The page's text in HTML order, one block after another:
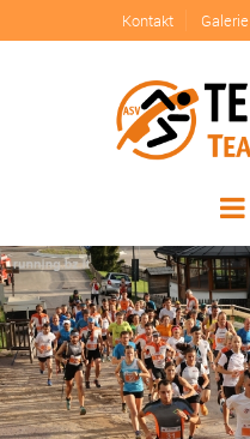
Kontakt Galerie